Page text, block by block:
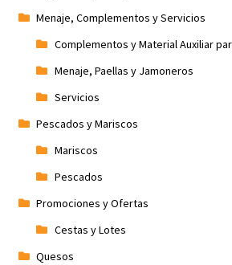
Menaje, Complementos y Servicios
Complementos y Material Auxiliar
Menaje, Paellas y Jamoneros
Servicios
Pescados y Mariscos
Mariscos
Pescados
Promociones y Ofertas
Cestas y Lotes
Quesos